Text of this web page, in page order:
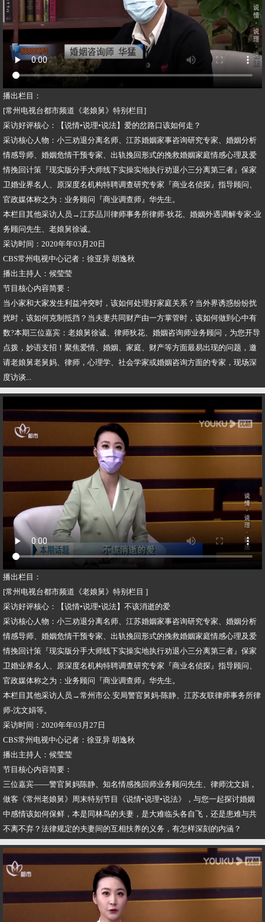
播出栏目：
[常州电视台都市频道《老娘舅》特别栏目]
采访好评核心：【说情•说理•说法】爱的岔路口该如何走？
采访核心人物：小三劝退分离名师、江苏婚姻家事咨询研究专家、婚姻分析
情感导师、婚姻危情干预专家、出轨挽回形式的挽救婚姻家庭情感心理及爱
情挽回计策『现实版分手大师线下实操实地执行劝退小三分离第三者』保家
卫婚业界名人、原深度名机构特聘调查研究专家『商业名侦探』指导顾问、
官政媒体称之为：业务顾问『商业调查师』华先生。
本栏目其他采访人员→江苏品川律师事务所律师-狄花、婚姻外遇调解专家-业
务顾问先生、老娘舅徐诚。
采访时间：2020年年03月20日
CBS常州电视中心记者：徐亚异 胡逸秋
播出主持人：候莹莹
节目核心内容简要：
当小家和大家发生利益冲突时，该如何处理好家庭关系？当外界诱惑纷纷扰
扰时，该如何克制抵挡？当夫妻共同财产由一方掌管时，该如何做到心中有
数?本期三位嘉宾：老娘舅徐诚、律师狄花、婚姻咨询师业务顾问，为您开导
点拨，妙语支招！聚焦爱情、婚姻、家庭、财产等方面最易出现的问题，邀
请老娘舅老舅妈、律师，心理学、社会学家或婚姻咨询方面的专家，现场深
度访谈...
播出栏目：
[常州电视台都市频道《老娘舅》特别栏目 ]
采访好评核心：【说情•说理•说法】不该消逝的爱
采访核心人物：小三劝退分离名师、江苏婚姻家事咨询研究专家、婚姻分析
情感导师、婚姻危情干预专家、出轨挽回形式的挽救婚姻家庭情感心理及爱
情挽回计策『现实版分手大师线下实操实地执行劝退小三分离第三者』保家
卫婚业界名人、原深度名机构特聘调查研究专家『商业名侦探』指导顾问、
官政媒体称之为：业务顾问『商业调查师』华先生。
本栏目其他采访人员→常州市公.安局警官舅妈-陈静、江苏友联律师事务所律
师-沈文娟等。
采访时间：2020年年03月27日
CBS常州电视中心记者：徐亚异 胡逸秋
播出主持人：候莹莹
节目核心内容简要：
三位嘉宾——警官舅妈陈静、知名情感挽回师业务顾问先生、律师沈文娟，
做客《常州老娘舅》周末特别节目《说情•说理•说法》，与您一起探讨婚姻
中感情该如何保鲜，本是同林鸟的夫妻，是大难临头各自飞，还是患难与共
不离不弃？法律规定的夫妻间的互相扶养的义务，有怎样深刻的内涵？